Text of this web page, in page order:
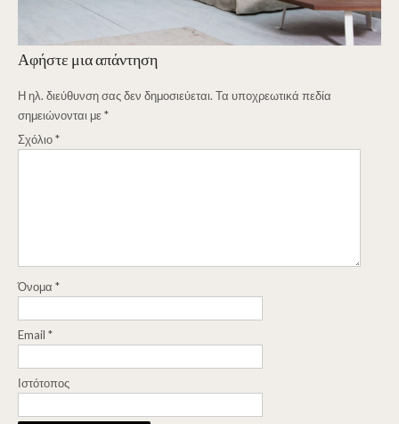
Αφήστε μια απάντηση
Η ηλ. διεύθυνση σας δεν δημοσιεύεται. Τα υποχρεωτικά πεδία
σημειώνονται με*
Σχόλιο*
Όνομα *
Email *
Ιστότοπος